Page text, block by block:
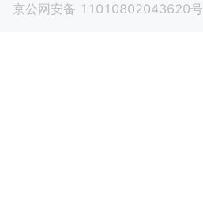
京公网安备 11010802043620号